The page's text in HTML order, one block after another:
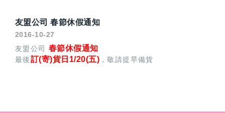
友盟公司 春節休假通知
2016-10-27
友盟公司 春節休假通知
最後訂(寄)貨日1/20(五) ，敬請提早備貨